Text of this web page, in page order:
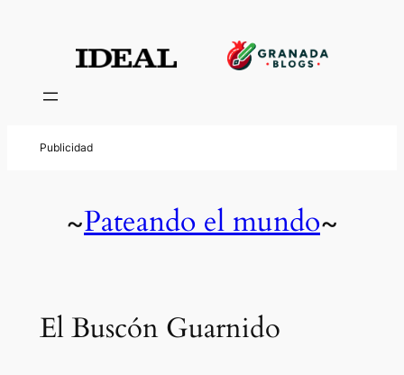
~Pateando el mundo~
El Buscón Guarnido